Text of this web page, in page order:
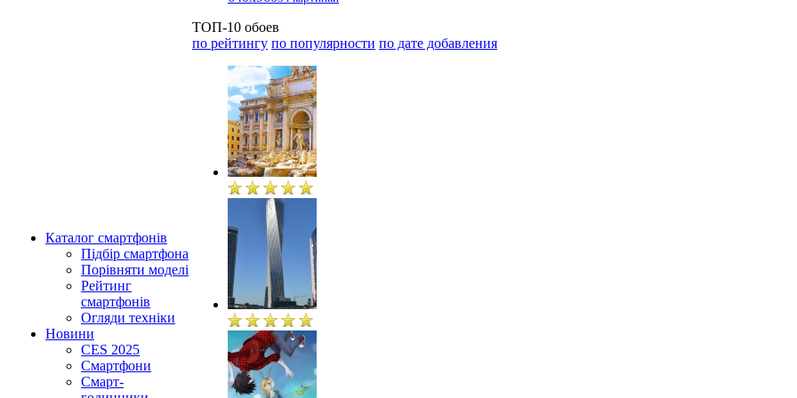
Каталог смартфонів
Підбір смартфона
Порівняти моделі
Рейтинг
смартфонів
Огляди техніки
Новини
CES 2025
Смартфони
Смарт-
ТОП-10 обоев
по рейтингу по популярности по дате добавления